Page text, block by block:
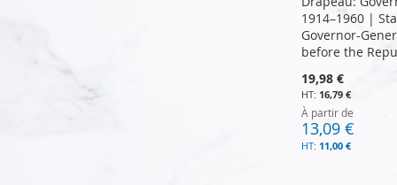
1914–1960 |
Governor-
before the
19,98 €
16,79 €
À partir de
13,09 €
11,00 €